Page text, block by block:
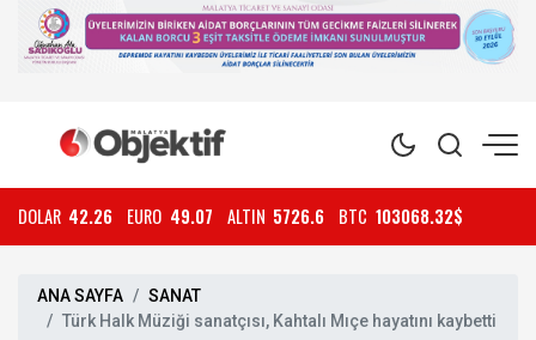
DOLAR 42.26 EURO 49.07 ALTIN 5726.6 BTC 103068.32$
ANA SAYFA
SANAT
Türk Halk Müziği sanatçısı, Kahtalı Mıçe hayatını kaybetti